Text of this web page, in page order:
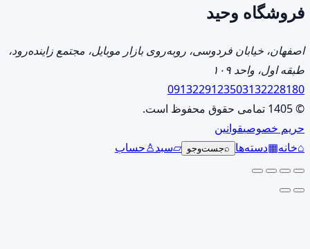
است
صفحه
انتخاب
شوند
فروشگاه وحید
اصفهان، خیابان فردوسی، روبه‌روی بازار موبایل، مجتمع زاینده‌رود،
طبقه اول، واحد ۱۰۹
03132228180
09132291235
© 1405 تمامی حقوق محفوظ است.
حریم خصوصیقوانین
⌂خانه▦دسته‌ها ⌕جست‌وجو ▱سبد♙حساب